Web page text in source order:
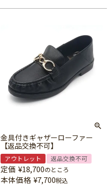
金具付きギャザーローファー
【返品交換不可】
アウトレット 返品交換不可
定価 ¥18,700のところ
本体価格 ¥7,700税込